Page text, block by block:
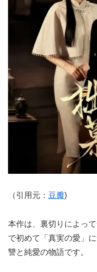
（引用元： 豆瓣)
本作は、裏切りによっ
で初めて「真実の愛」
讐と純愛の物語です。